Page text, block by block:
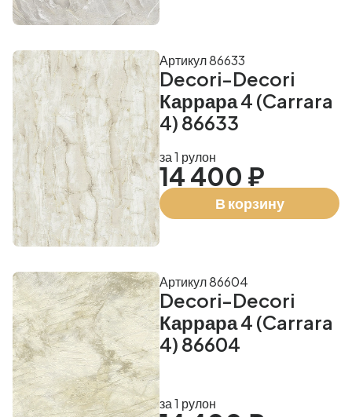
Decori-Decori
Каррара 4 (Carrara
4) 86633
Артикул 86633
за 1 рулон
14 400 ₽
В корзину
Decori-Decori
Каррара 4 (Carrara
4) 86604
Артикул 86604
за 1 рулон